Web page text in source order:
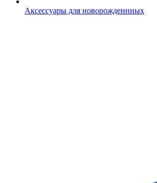
Аксессуары для новорожденнных